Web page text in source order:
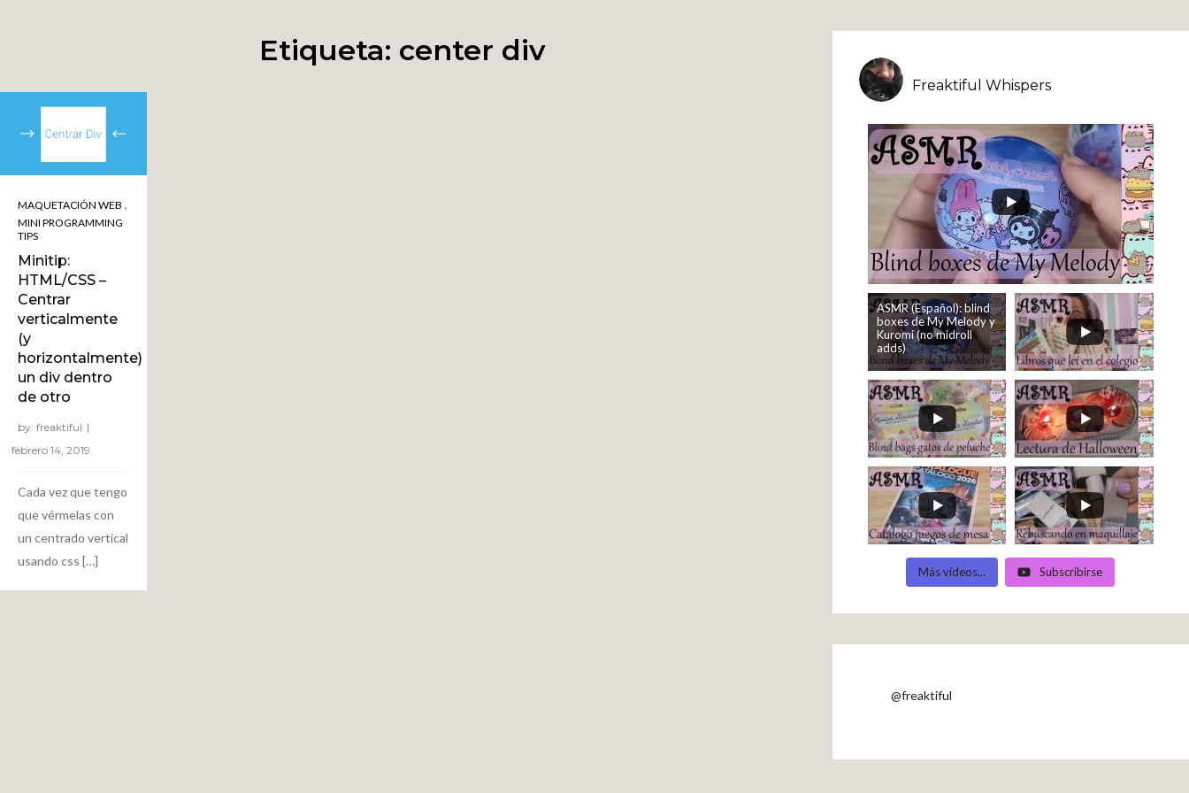
Etiqueta: center div
MAQUETACIÓN WEB ,
MINI PROGRAMMING
TIPS
Minitip:
HTML/CSS –
Centrar
verticalmente
(y
horizontalmente)
un div dentro
de otro
by: freaktiful
Cada vez que tengo
que vérmelas con
un centrado vertical
usando css […]
Freaktiful Whispers
ASMR (Español): blind
boxes de My Melody y
Kuromi (no midroll
adds)
Más vídeos... Subscribirse
@freaktiful